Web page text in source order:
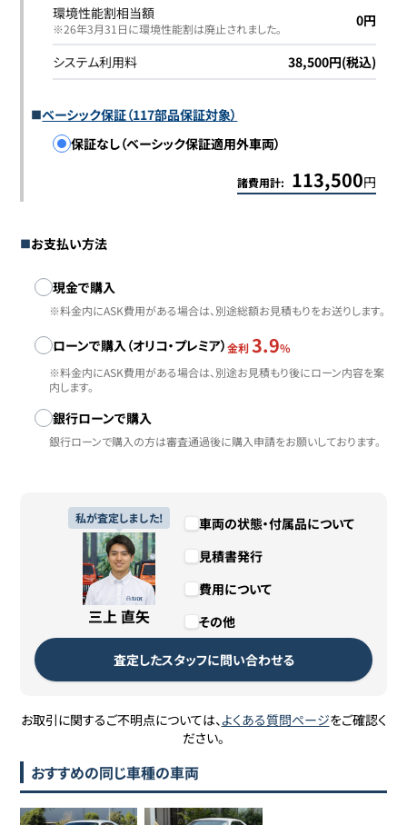
環境性能割相当額
※26年3月31日に環境性能割は廃止されました｡ 0円
システム利用料 38,500円(税込)
ベーシック保証（117部品保証対象）
保証なし（ベーシック保証適用外車両）
諸費用計: 113,500円
お支払い方法
お支払い方法
現金で購入
※料金内にASK費用がある場合は、別途総額お見積もりをお送りします。
ローンで購入（オリコ・プレミア）金利 3.9%
※料金内にASK費用がある場合は、別途お見積もり後にローン内容を案
内します。
銀行ローンで購入
銀行ローンで購入の方は審査通過後に購入申請をお願いしております。
私が査定しました!
三上 直矢
車両の状態・付属品について
見積書発行
費用について
その他
査定したスタッフに問い合わせる
お取引に関するご不明点については、よくある質問ページをご確認く
ださい。
おすすめの同じ車種の車両